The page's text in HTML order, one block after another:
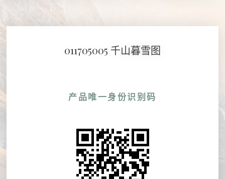
011705005 千山暮雪图
产品唯一身份识别码